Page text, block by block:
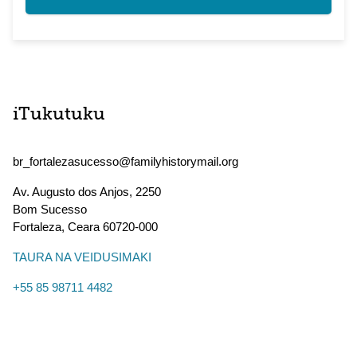
iTukutuku
br_fortalezasucesso@familyhistorymail.org
Av. Augusto dos Anjos, 2250
Bom Sucesso
Fortaleza, Ceara 60720-000
TAURA NA VEIDUSIMAKI
+55 85 98711 4482